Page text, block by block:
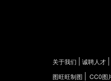
关于我们 诚聘人才
图旺旺制图
CC0图